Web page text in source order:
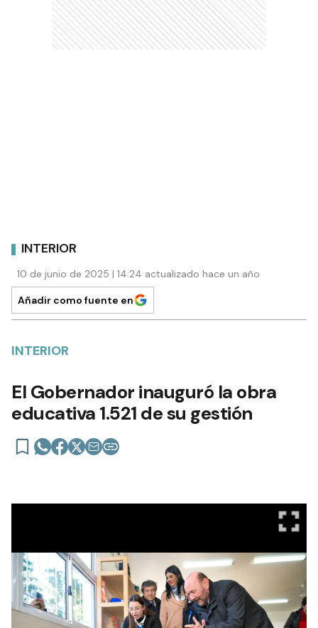
INTERIOR
10 de junio de 2025 | 14:24 actualizado hace un año
Añadir como fuente en
INTERIOR
El Gobernador inauguró la obra
educativa 1.521 de su gestión